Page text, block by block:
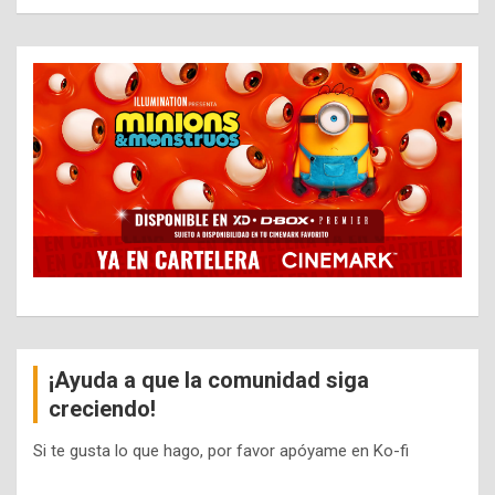
¡Ayuda a que la comunidad siga
creciendo!
Si te gusta lo que hago, por favor apóyame en Ko-fi